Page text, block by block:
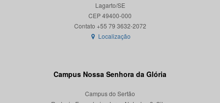
Lagarto/SE
CEP 49400-000
Localização
Campus Nossa Senhora da Glória
Campus do Sertão